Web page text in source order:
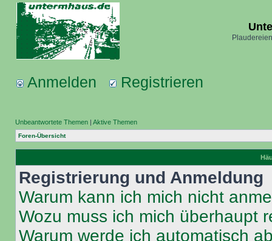
Anmelden Registrieren
Unbeantwortete Themen | Aktive Themen
Foren-Übersicht
Registrierung und Anmeldung
Warum kann ich mich nicht
Wozu muss ich mich überhaupt
Warum werde ich automatisch